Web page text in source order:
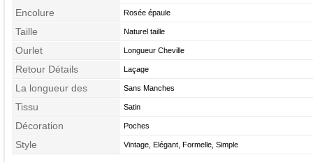
Encolure Rosée épaule
Taille Naturel taille
Ourlet Longueur Cheville
Retour Détails Laçage
La longueur des
manches
Sans Manches
Tissu Satin
Décoration Poches
Style Vintage, Elégant, Formelle, Simple